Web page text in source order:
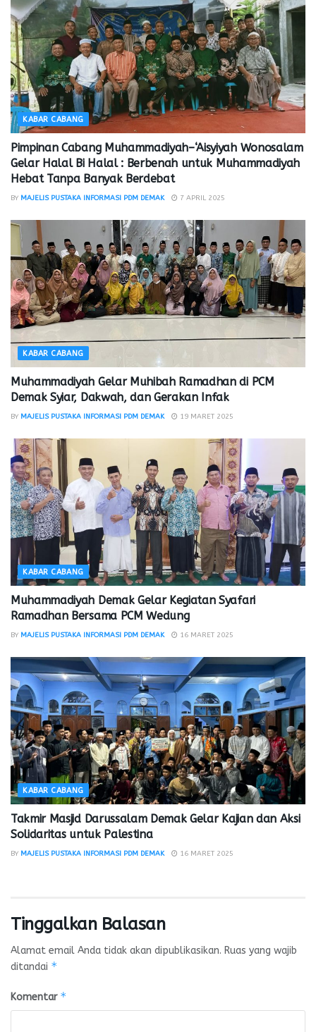
KABAR CABANG
Pimpinan Cabang Muhammadiyah–‘Aisyiyah Wonosalam
Gelar Halal Bi Halal : Berbenah untuk Muhammadiyah
Hebat Tanpa Banyak Berdebat
BY MAJELIS PUSTAKA INFORMASI PDM DEMAK 7 APRIL 2025
KABAR CABANG
Muhammadiyah Gelar Muhibah Ramadhan di PCM
Demak Syiar, Dakwah, dan Gerakan Infak
BY MAJELIS PUSTAKA INFORMASI PDM DEMAK 19 MARET 2025
KABAR CABANG
Muhammadiyah Demak Gelar Kegiatan Syafari
Ramadhan Bersama PCM Wedung
BY MAJELIS PUSTAKA INFORMASI PDM DEMAK 16 MARET 2025
KABAR CABANG
Takmir Masjid Darussalam Demak Gelar Kajian dan Aksi
Solidaritas untuk Palestina
BY MAJELIS PUSTAKA INFORMASI PDM DEMAK 16 MARET 2025
Tinggalkan Balasan
Alamat email Anda tidak akan dipublikasikan. Ruas yang wajib
ditandai *
Komentar *